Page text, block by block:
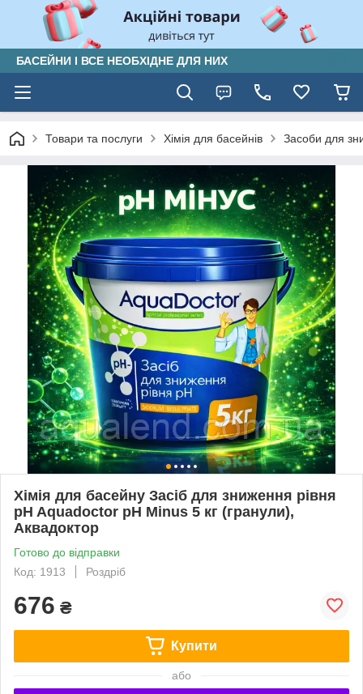
БАСЕЙНИ І ВСЕ НЕОБХІДНЕ ДЛЯ НИХ
Товари та послуги Хімія для басейнів Засоби для
Хімія для басейну Засіб для зниження рівня
pH Aquadoctor pH Minus 5 кг (гранули),
Аквадоктор
Готово до відправки
Код: 1913
Роздріб
676 ₴
Купити
або